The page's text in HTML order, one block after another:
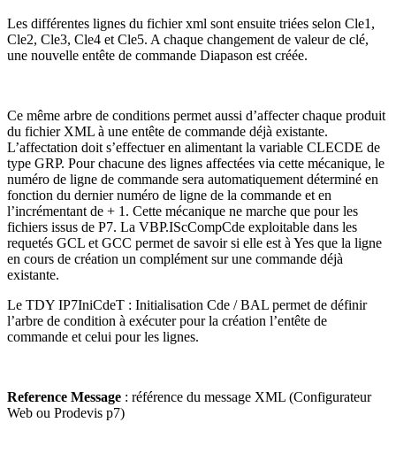
Les différentes lignes du fichier xml sont ensuite triées selon Cle1,
Cle2, Cle3, Cle4 et Cle5. A chaque changement de valeur de clé,
une nouvelle entête de commande Diapason est créée.
Ce même arbre de conditions permet aussi d’affecter chaque produit
du fichier XML à une entête de commande déjà existante.
L’affectation doit s’effectuer en alimentant la variable CLECDE de
type GRP. Pour chacune des lignes affectées via cette mécanique, le
numéro de ligne de commande sera automatiquement déterminé en
fonction du dernier numéro de ligne de la commande et en
l’incrémentant de + 1. Cette mécanique ne marche que pour les
fichiers issus de P7. La VBP.IScCompCde exploitable dans les
requetés GCL et GCC permet de savoir si elle est à Yes que la ligne
en cours de création un complément sur une commande déjà
existante.
Le TDY IP7IniCdeT : Initialisation Cde / BAL permet de définir
l’arbre de condition à exécuter pour la création l’entête de
commande et celui pour les lignes.
Reference Message : référence du message XML (Configurateur
Web ou Prodevis p7)